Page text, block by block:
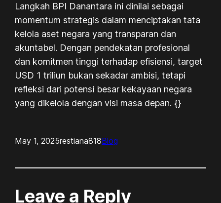
Langkah BPI Danantara ini dinilai sebagai
momentum strategis dalam menciptakan tata
kelola aset negara yang transparan dan
akuntabel. Dengan pendekatan profesional
dan komitmen tinggi terhadap efisiensi, target
USD 1 triliun bukan sekadar ambisi, tetapi
refleksi dari potensi besar kekayaan negara
yang dikelola dengan visi masa depan. {}
May 1, 2025restiana818Blog
Leave a Reply